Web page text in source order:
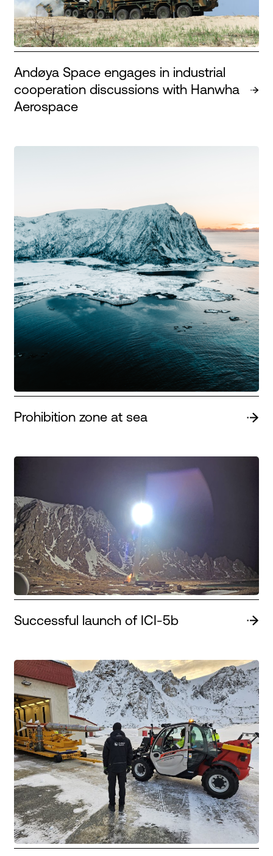
Andøya Space engages in industrial
cooperation discussions with Hanwha
Aerospace
Prohibition zone at sea
Successful launch of ICI-5b